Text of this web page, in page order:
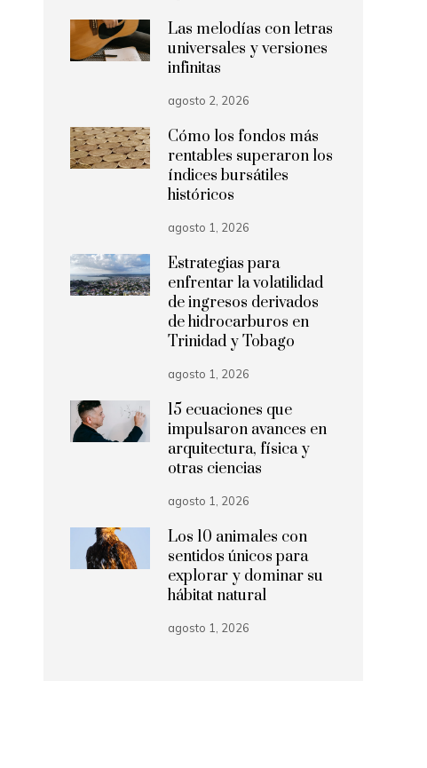
Las melodías con letras
universales y versiones
infinitas
agosto 2, 2026
Cómo los fondos más
rentables superaron los
índices bursátiles
históricos
agosto 1, 2026
Estrategias para
enfrentar la volatilidad
de ingresos derivados
de hidrocarburos en
Trinidad y Tobago
agosto 1, 2026
15 ecuaciones que
impulsaron avances en
arquitectura, física y
otras ciencias
agosto 1, 2026
Los 10 animales con
sentidos únicos para
explorar y dominar su
hábitat natural
agosto 1, 2026